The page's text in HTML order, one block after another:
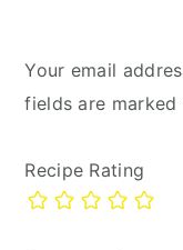
Your email
fields are marked
Recipe Rating